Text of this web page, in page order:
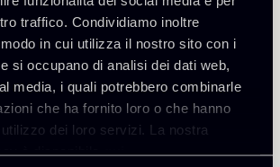
traffico. Condividiamo inoltre
in cui utilizza il nostro sito con i
si occupano di analisi dei dati web,
media, i quali potrebbero combinarle
che ha fornito loro o che hanno
dei loro servizi. La nostra
è disponibilequi.